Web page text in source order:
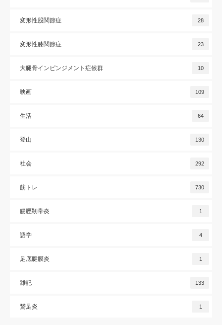
変形性股関節症 28
変形性膝関節症 23
大腿骨インピンジメント症候群 10
映画 109
生活 64
登山 130
社会 292
筋トレ 730
腸脛靭帯炎 1
語学 4
足底腱膜炎 1
雑記 133
鵞足炎 1